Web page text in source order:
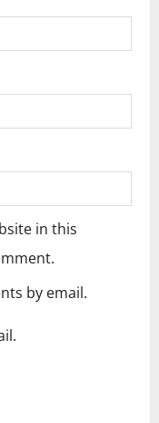
in this
by email.